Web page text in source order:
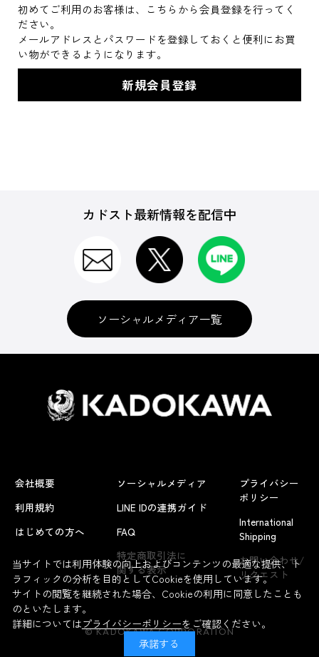
初めてご利用のお客様は、こちらから会員登録を行ってく
ださい。
メールアドレスとパスワードを登録しておくと便利にお買
い物ができるようになります。
カドスト最新情報を配信中
ソーシャルメディア一覧
会社概要
利用規約
はじめての方へ
ソーシャルメディア
LINE IDの連携ガイド
FAQ
特定商取引法に
関する表示
プライバシー
ポリシー
International
Shipping
お問い合わせ/
リクエスト
© KADOKAWA CORPORATION
当サイトでは利用体験の向上およびコンテンツの最適な提供、ト
ラフィックの分析を目的としてCookieを使用しています。
サイトの閲覧を継続された場合、Cookieの利用に同意したことも
のといたします。
詳細についてはプライバシーポリシーをご確認ください。
承諾する